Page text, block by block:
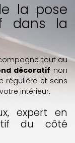
la pose
dans la
tout au
décoratif non
régulière et sans
intérieur.
expert en
du côté